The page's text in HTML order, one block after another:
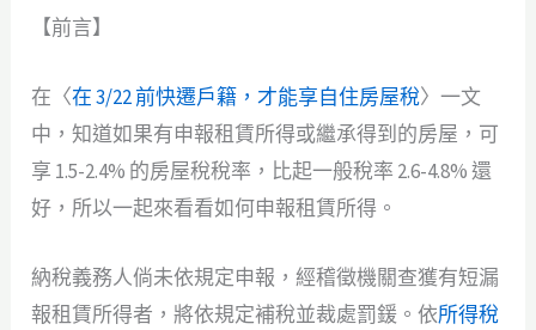
【前言】
在〈在 3/22 前快遷戶籍，才能享自住房屋稅〉一文
中，知道如果有申報租賃所得或繼承得到的房屋，可
享 1.5-2.4% 的房屋稅稅率，比起一般稅率 2.6-4.8% 還
好，所以一起來看看如何申報租賃所得。
納稅義務人倘未依規定申報，經稽徵機關查獲有短漏
報租賃所得者，將依規定補稅並裁處罰鍰。依所得稅